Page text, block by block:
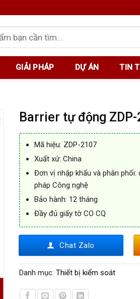
GIẢI PHÁP DỰ ÁN TIN
Barrier tự động
Mã hiệu: ZDP-2107
Xuất xứ: China
Đơn vị nhập khẩu và phân phối:
pháp Công nghệ
Bảo hành: 12 tháng
Đầy đủ giấy tờ CO CQ
Chat Zalo
Danh mục: Thiết bị kiểm soát